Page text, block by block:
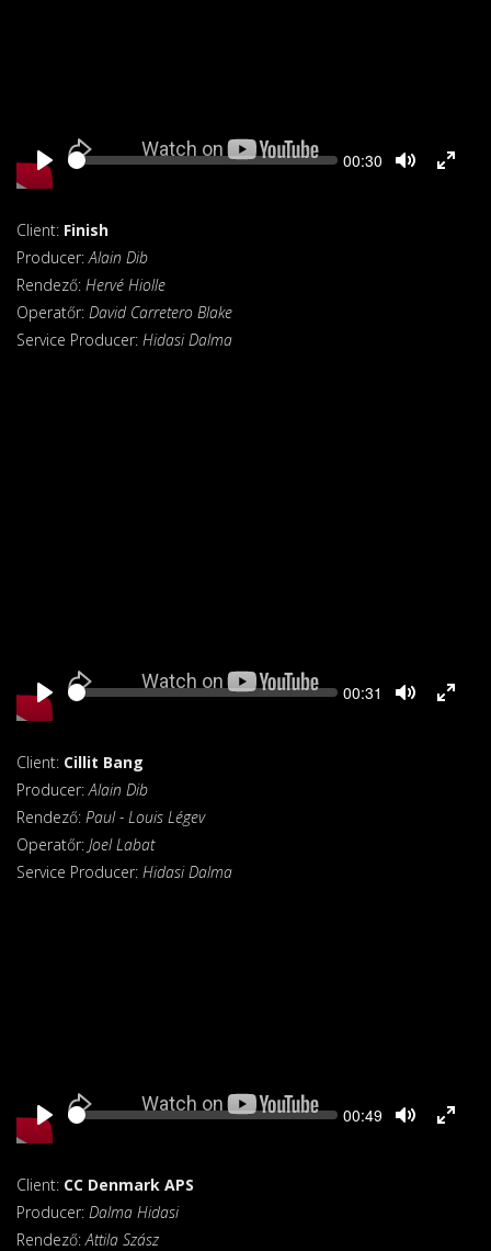
Seek Current
00:30
Client: Finish
Producer: Alain Dib
Rendező: Hervé Hiolle
Operatőr: David Carretero Blake
Service Producer: Hidasi Dalma
Seek Current
00:31
Client: Cillit Bang
Producer: Alain Dib
Rendező: Paul - Louis Légev
Operatőr: Joel Labat
Service Producer: Hidasi Dalma
Seek Current
00:49
Client: CC Denmark APS
Producer: Dalma Hidasi
Rendező:Attila Szász